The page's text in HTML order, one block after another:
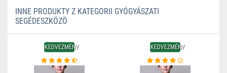
INNE PRODUKTY Z KATEGORII GYÓGYÁSZATI
SEGÉDESZKÖZÖ
KEDVEZMÉNY KEDVEZMÉNY